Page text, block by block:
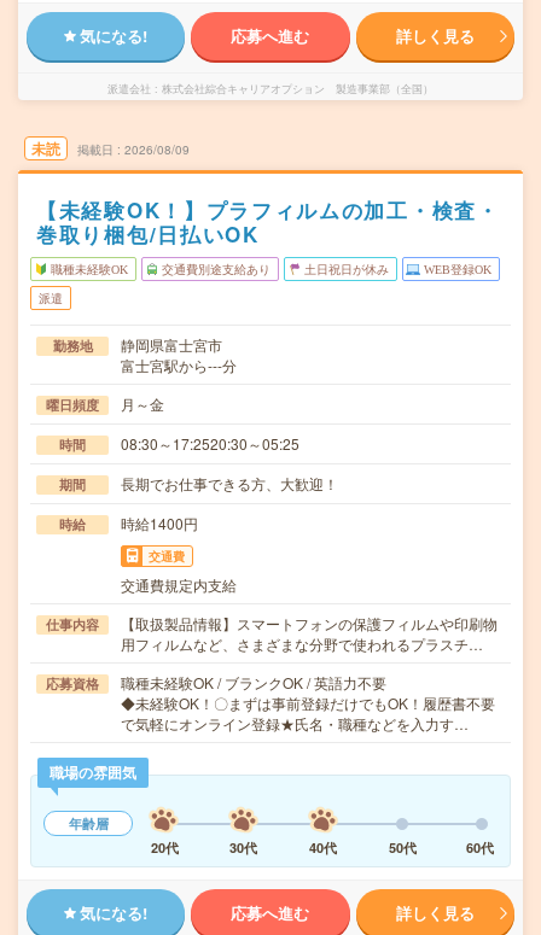
気になる! 応募へ進む 詳しく見る
派遣会社 株式会社綜合キャリアオプション 製造事業部（全国）
未読 掲載日 2026/08/09
【未経験OK！】プラフィルムの加工・検査・
巻取り梱包/日払いOK
職種未経験OK 交通費別途支給あり 土日祝日が休み WEB登録OK
派遣
勤務地
静岡県富士宮市
富士宮駅から---分
曜日頻度 月～金
時間 08:30～17:2520:30～05:25
期間 長期でお仕事できる方、大歓迎！
時給 時給1400円
交通費
交通費規定内支給
仕事内容
【取扱製品情報】スマートフォンの保護フィルムや印刷物
用フィルムなど、さまざまな分野で使われるプラスチ…
応募資格
職種未経験OK / ブランクOK / 英語力不要
◆未経験OK！〇まずは事前登録だけでもOK！履歴書不要
で気軽にオンライン登録★氏名・職種などを入力す…
職場の雰囲気
年齢層
20代
30代 40代 50代 60代
気になる! 応募へ進む 詳しく見る